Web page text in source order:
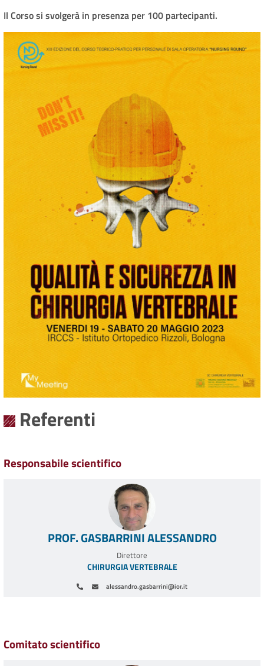
Il Corso si svolgerà in presenza per 100 partecipanti.
Referenti
Responsabile scientifico
alessandro.gasbarrini@ior.it
PROF. GASBARRINI ALESSANDRO
Direttore
CHIRURGIA VERTEBRALE
Comitato scientifico